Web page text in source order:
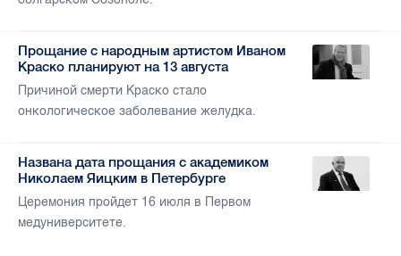
Прощание с народным артистом Иваном
Краско планируют на 13 августа
Причиной смерти Краско стало
онкологическое заболевание желудка.
Названа дата прощания с академиком
Николаем Яицким в Петербурге
Церемония пройдет 16 июля в Первом
медуниверситете.